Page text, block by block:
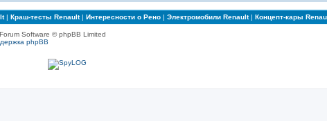
| Краш-тесты Renault| Интересности о Рено| Электромобили Renault| Концепт-кары
Software © phpBB Limited
phpBB